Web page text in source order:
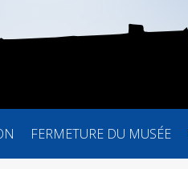
FERMETURE DU MUSÉE